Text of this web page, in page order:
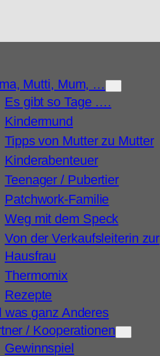
Mutti, Mum, …
Es gibt so Tage ….
Kindermund
Tipps von Mutter zu Mutter
Kinderabenteuer
Teenager / Pubertier
Patchwork-Familie
Weg mit dem Speck
Von der Verkaufsleiterin zur
Hausfrau
Thermomix
Rezepte
was ganz Anderes
/ Kooperationen
Gewinnspiel